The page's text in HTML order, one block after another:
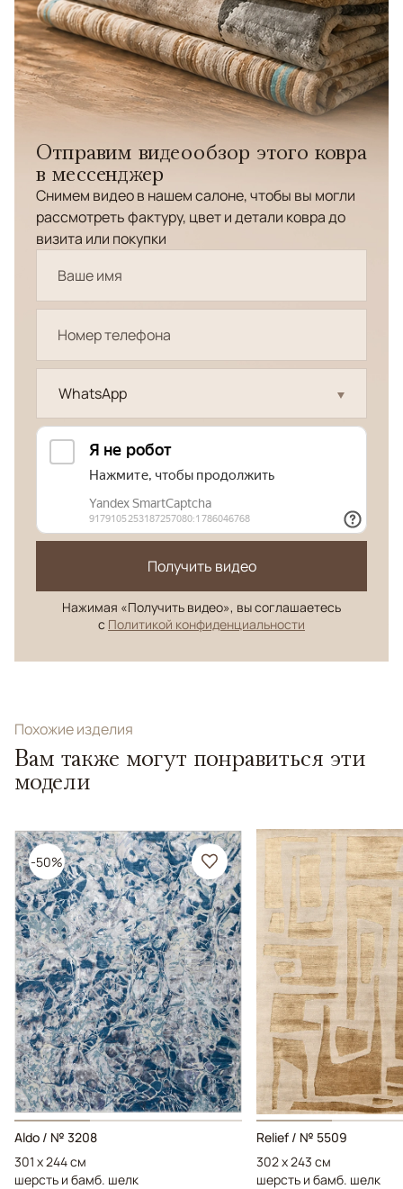
Отправим видеообзор этого ковра
в мессенджер
Снимем видео в нашем салоне, чтобы вы могли
рассмотреть фактуру, цвет и детали ковра до
визита или покупки
WhatsApp
Получить видео
Нажимая «Получить видео», вы соглашаетесь
с Политикой конфиденциальности
Похожие изделия
Вам также могут понравиться эти
модели
-50%
Aldo / № 3208
301 x 244 см
шерсть и бамб. шелк
Relief / № 5509
302 x 243 см
шерсть и бамб. шелк